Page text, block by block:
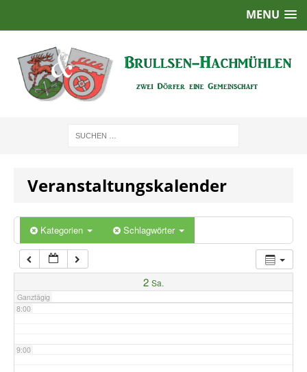
MENU
Veranstaltungskalender
Kategorien Schlagwörter
2 Sa.
Ganztägig
2:00
5:00
7:00
8:00
9:00